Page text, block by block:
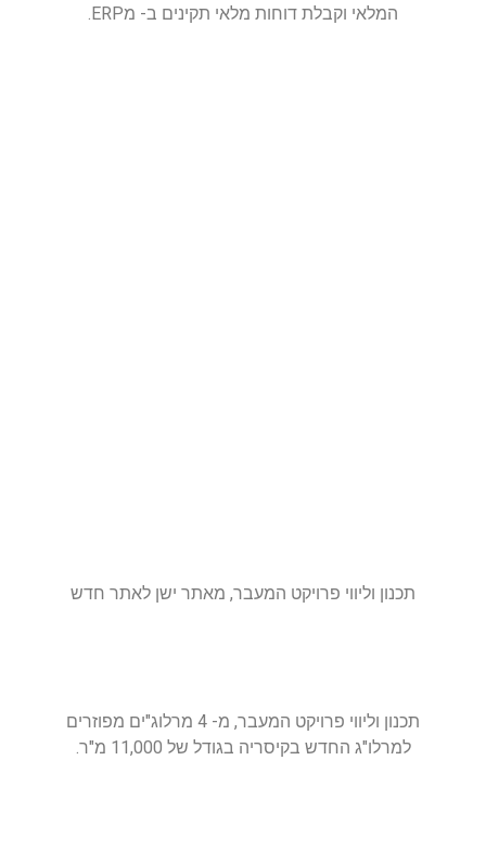
המלאי וקבלת דוחות מלאי תקינים ב- מERP.
תכנון וליווי פרויקט המעבר, מאתר ישן לאתר חדש
תכנון וליווי פרויקט המעבר, מ- 4 מרלוג"ים מפוזרים
למרלו"ג החדש בקיסריה בגודל של 11,000 מ"ר.